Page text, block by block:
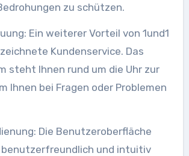
zu schützen.
Ein weiterer Vorteil von 1und1
Kundenservice. Das
steht Ihnen rund um die Uhr zur
Ihnen bei Fragen oder Problemen
Die Benutzeroberfläche
benutzerfreundlich und intuitiv